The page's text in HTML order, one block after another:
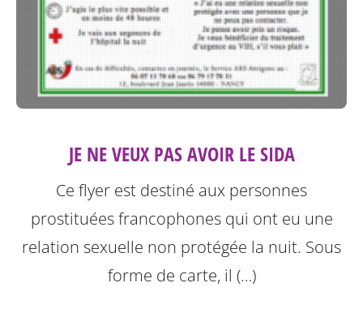
JE NE VEUX PAS AVOIR LE SIDA
Ce flyer est destiné aux personnes
prostituées francophones qui ont eu une
relation sexuelle non protégée la nuit. Sous
forme de carte, il (…)